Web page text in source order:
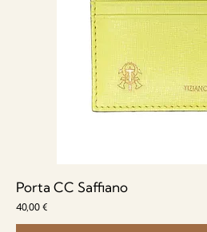
Porta CC Saffiano
Prezzo
40,00 €